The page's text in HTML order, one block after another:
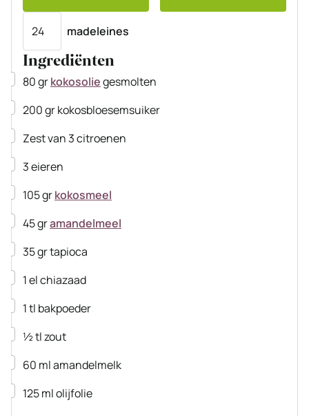
madeleines
Ingrediënten
▢
80grkokosoliegesmolten
▢
200grkokosbloesemsuiker
▢
Zest van 3 citroenen
▢
3eieren
▢
105grkokosmeel
▢
45gramandelmeel
▢
35grtapioca
▢
1elchiazaad
▢
1tl bakpoeder
▢
½tlzout
▢
60 mlamandelmelk
▢
125mlolijfolie